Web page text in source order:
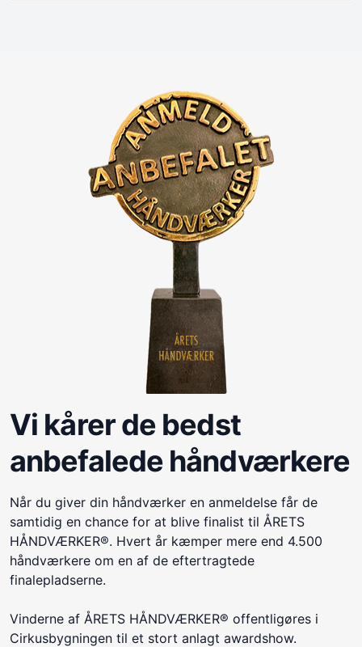
Vi kårer de bedst
anbefalede håndværkere
Når du giver din håndværker en anmeldelse får de
samtidig en chance for at blive finalist til ÅRETS
HÅNDVÆRKER®. Hvert år kæmper mere end 4.500
håndværkere om en af de eftertragtede
finalepladserne.
Vinderne af ÅRETS HÅNDVÆRKER® offentligøres i
Cirkusbygningen til et stort anlagt awardshow.